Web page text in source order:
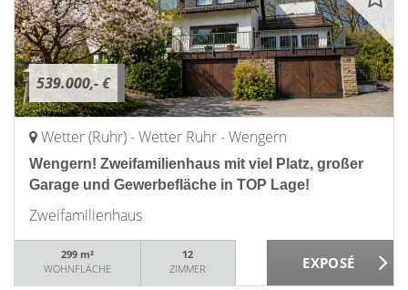
539.000,- €
Wetter (Ruhr) - Wetter Ruhr - Wengern
Wengern! Zweifamilienhaus mit viel Platz, großer
Garage und Gewerbefläche in TOP Lage!
Zweifamilienhaus
299 m²
WOHNFLÄCHE
12
ZIMMER